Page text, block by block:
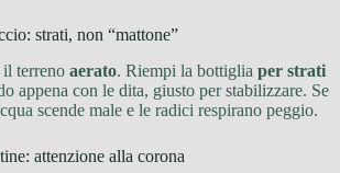
strati, non “mattone”
il terreno aerato. Riempi la bottiglia per strati
appena con le dita, giusto per stabilizzare. Se
scende male e le radici respirano peggio.
attenzione alla corona